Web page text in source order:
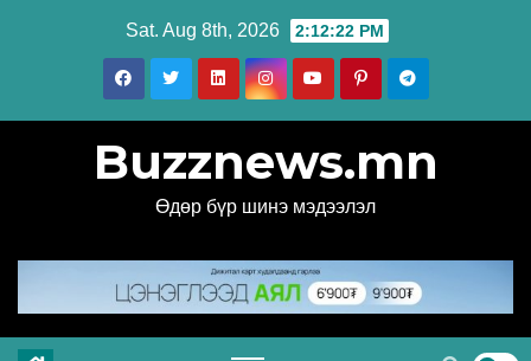
Sat. Aug 8th, 2026 2:12:23 PM
Buzznews.mn
Өдөр бүр шинэ мэдээлэл